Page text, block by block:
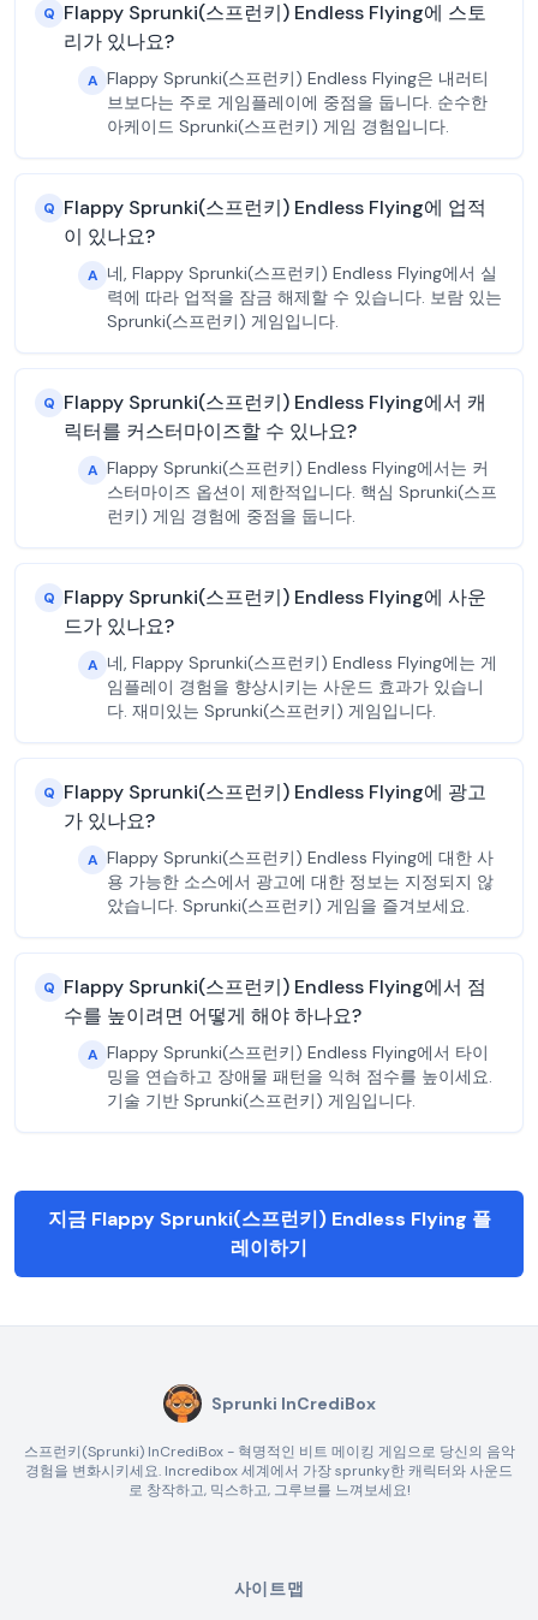
Q Flappy Sprunki(스프런키) Endless Flying에 스토
리가 있나요?
A Flappy Sprunki(스프런키) Endless Flying은 내러티
브보다는 주로 게임플레이에 중점을 둡니다. 순수한
아케이드 Sprunki(스프런키) 게임 경험입니다.
Q Flappy Sprunki(스프런키) Endless Flying에 업적
이 있나요?
A 네, Flappy Sprunki(스프런키) Endless Flying에서 실
력에 따라 업적을 잠금 해제할 수 있습니다. 보람 있는
Sprunki(스프런키) 게임입니다.
Q Flappy Sprunki(스프런키) Endless Flying에서 캐
릭터를 커스터마이즈할 수 있나요?
A Flappy Sprunki(스프런키) Endless Flying에서는 커
스터마이즈 옵션이 제한적입니다. 핵심 Sprunki(스프
런키) 게임 경험에 중점을 둡니다.
Q Flappy Sprunki(스프런키) Endless Flying에 사운
드가 있나요?
A 네, Flappy Sprunki(스프런키) Endless Flying에는 게
임플레이 경험을 향상시키는 사운드 효과가 있습니
다. 재미있는 Sprunki(스프런키) 게임입니다.
Q Flappy Sprunki(스프런키) Endless Flying에 광고
가 있나요?
A Flappy Sprunki(스프런키) Endless Flying에 대한 사
용 가능한 소스에서 광고에 대한 정보는 지정되지 않
았습니다. Sprunki(스프런키) 게임을 즐겨보세요.
Q Flappy Sprunki(스프런키) Endless Flying에서 점
수를 높이려면 어떻게 해야 하나요?
A Flappy Sprunki(스프런키) Endless Flying에서 타이
밍을 연습하고 장애물 패턴을 익혀 점수를 높이세요.
기술 기반 Sprunki(스프런키) 게임입니다.
지금 Flappy Sprunki(스프런키) Endless Flying 플
레이하기
Sprunki InCrediBox
스프런키(Sprunki) InCrediBox - 혁명적인 비트 메이킹 게임으로 당신의 음악
경험을 변화시키세요. Incredibox 세계에서 가장 sprunky한 캐릭터와 사운드
로 창작하고, 믹스하고, 그루브를 느껴보세요!
사이트맵